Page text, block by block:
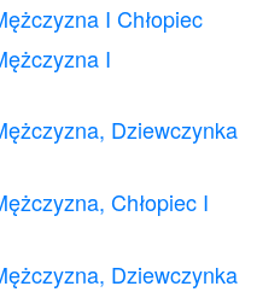
I Chłopiec
I
Dziewczynka
Chłopiec I
Dziewczynka